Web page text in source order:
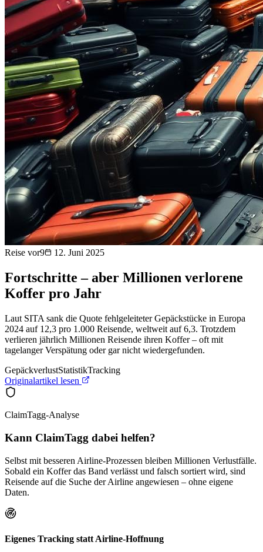
Reise vor9 12. Juni 2025
Fortschritte – aber Millionen verlorene
Koffer pro Jahr
Laut SITA sank die Quote fehlgeleiteter Gepäckstücke in Europa
2024 auf 12,3 pro 1.000 Reisende, weltweit auf 6,3. Trotzdem
verlieren jährlich Millionen Reisende ihren Koffer – oft mit
tagelanger Verspätung oder gar nicht wiedergefunden.
GepäckverlustStatistikTracking
Originalartikel lesen
ClaimTagg-Analyse
Kann ClaimTagg dabei helfen?
Selbst mit besseren Airline-Prozessen bleiben Millionen Verlustfälle.
Sobald ein Koffer das Band verlässt und falsch sortiert wird, sind
Reisende auf die Suche der Airline angewiesen – ohne eigene
Daten.
Eigenes Tracking statt Airline-Hoffnung